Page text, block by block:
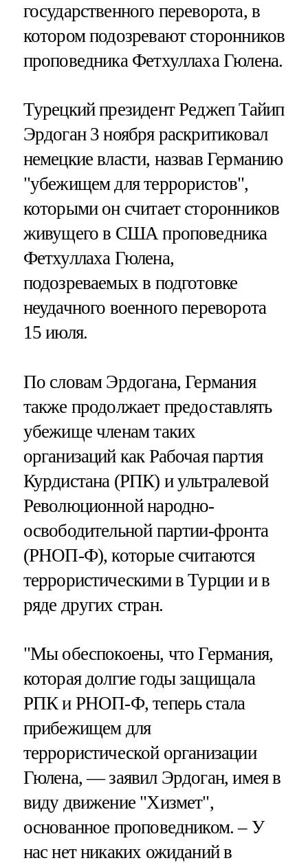
государственного переворота, в
котором подозревают сторонников
проповедника Фетхуллаха Гюлена.
Турецкий президент Реджеп Тайип
Эрдоган 3 ноября раскритиковал
немецкие власти, назвав Германию
"убежищем для террористов",
которыми он считает сторонников
живущего в США проповедника
Фетхуллаха Гюлена,
подозреваемых в подготовке
неудачного военного переворота
15 июля.
По словам Эрдогана, Германия
также продолжает предоставлять
убежище членам таких
организаций как Рабочая партия
Курдистана (РПК) и ультралевой
Революционной народно-
освободительной партии-фронта
(РНОП-Ф), которые считаются
террористическими в Турции и в
ряде других стран.
"Мы обеспокоены, что Германия,
которая долгие годы защищала
РПК и РНОП-Ф, теперь стала
прибежищем для
террористической организации
Гюлена, — заявил Эрдоган, имея в
виду движение "Хизмет",
основанное проповедником. – У
нас нет никаких ожиданий в